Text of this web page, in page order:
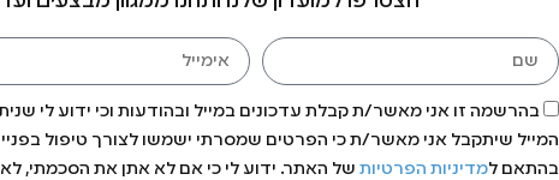
בהרשמה זו אני מאשר/ת קבלת עדכונים במייל ובהודעות וכי ידוע לי
המייל שיתקבל אני מאשר/ת כי הפרטים שמסרתי ישמשו לצורך טיפול
בהתאם למדיניות הפרטיות של האתר. ידוע לי כי אם לא אתן את הסכמתי, לא